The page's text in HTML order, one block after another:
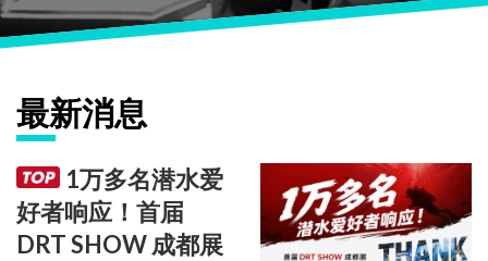
最新消息
1万多名潜水爱
好者响应！首届
DRT SHOW 成都展